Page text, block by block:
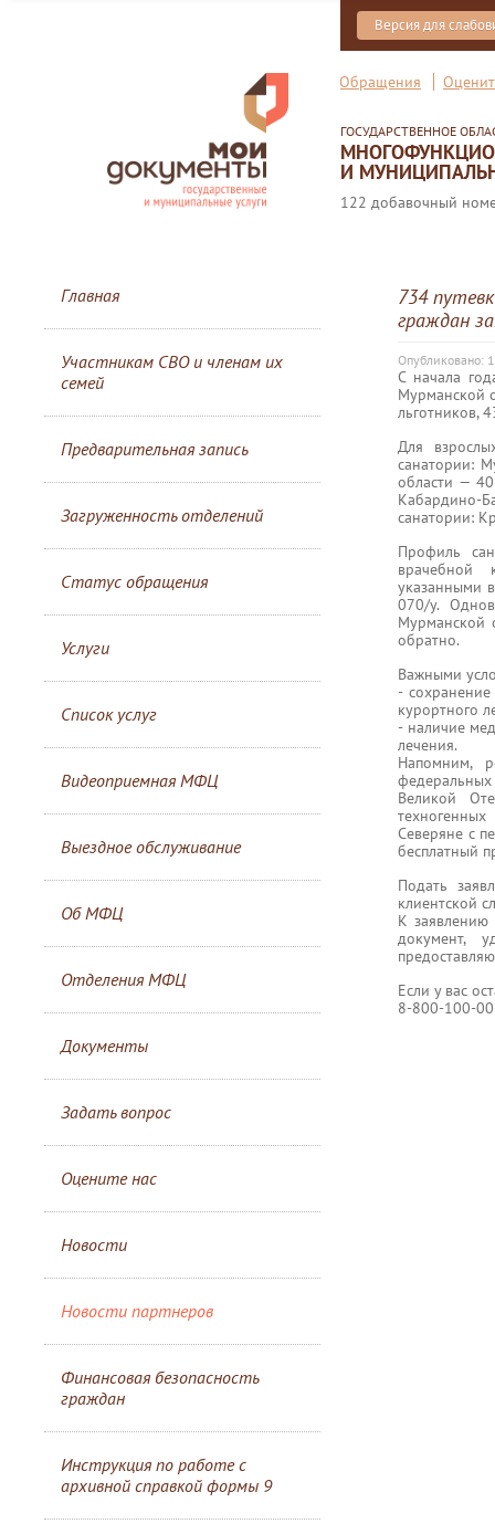
Версия для
Обращения
ГОСУДАРСТВЕННОЕ
И
122 добавочный
Главная
Участникам СВО и членам их
семей
Предварительная запись
Загруженность отделений
Статус обращения
Услуги
Список услуг
Видеоприемная МФЦ
Выездное обслуживание
Об МФЦ
Отделения МФЦ
Документы
Задать вопрос
Оцените нас
Новости
Новости партнеров
Финансовая безопасность
граждан
Инструкция по работе с
архивной справкой формы 9
734
граждан
Опубликовано:
С начала
Мурманской
льготников,
Для
санатории:
области —
Кабардино-
санатории:
Профиль
врачебной
указанными
070/у.
Мурманской
обратно.
Важными
-
курортного
- наличие
лечения.
Напомним,
федеральных
Великой
Северяне с
бесплатный
Подать
клиентской
К
документ,
Если у вас
8-800-100-